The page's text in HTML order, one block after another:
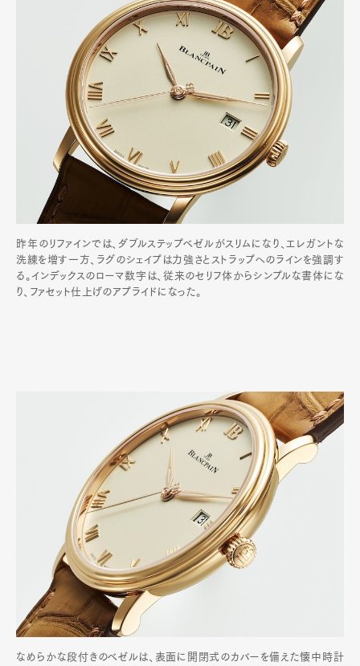
昨年のリファインでは、ダブルステップベゼルがスリムになり、エレガントな
洗練を増す一方、ラグのシェイプは力強さとストラップへのラインを強調す
る。インデックスのローマ数字は、従来のセリフ体からシンプルな書体にな
り、ファセット仕上げのアプライドになった。
なめらかな段付きのベゼルは、表面に開閉式のカバーを備えた懐中時計